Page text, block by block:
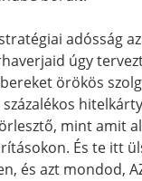
adósság
úgy
örökös
mint amit
És te itt
és azt mondod,